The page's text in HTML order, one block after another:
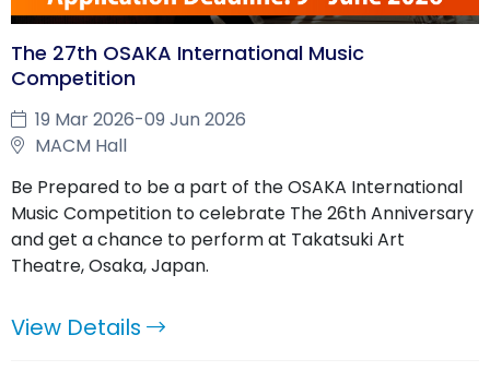
The 27th OSAKA International Music
Competition
19 Mar 2026-09 Jun 2026
MACM Hall
Be Prepared to be a part of the OSAKA International
Music Competition to celebrate The 26th Anniversary
and get a chance to perform at Takatsuki Art
Theatre, Osaka, Japan.
View Details